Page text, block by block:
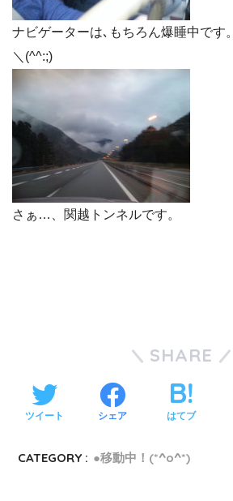
ナビゲーターは､もちろん爆睡中です。
＼(^^:;)
さぁ…、関越トンネルです。
SHARE
ツイート シェア はてブ
CATEGORY : ●移動中！(*^o^*)